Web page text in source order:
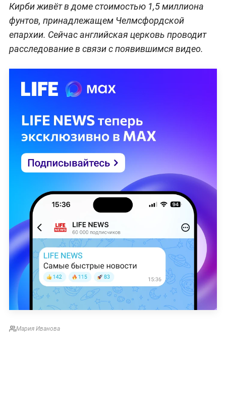
Кирби живёт в доме стоимостью 1,5 миллиона
фунтов, принадлежащем Челмсфордской
епархии. Сейчас английская церковь проводит
расследование в связи с появившимся видео.
Мария Иванова